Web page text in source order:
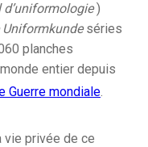
d’uniformologie)
Uniformkundeséries
planches
entier depuis
Guerre mondiale.
vie privée de ce